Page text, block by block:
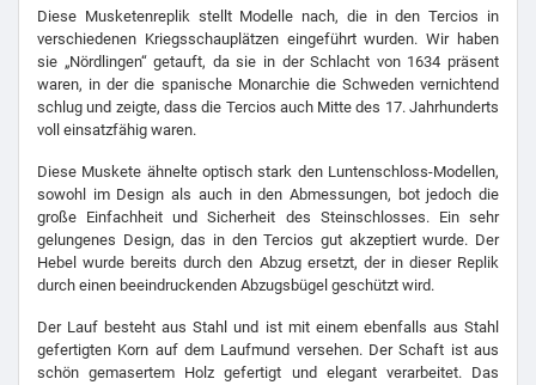
Diese Musketenreplik stellt Modelle nach, die in den Tercios in
verschiedenen Kriegsschauplätzen eingeführt wurden. Wir haben
sie „Nördlingen“ getauft, da sie in der Schlacht von 1634 präsent
waren, in der die spanische Monarchie die Schweden vernichtend
schlug und zeigte, dass die Tercios auch Mitte des 17. Jahrhunderts
voll einsatzfähig waren.
Diese Muskete ähnelte optisch stark den Luntenschloss-Modellen,
sowohl im Design als auch in den Abmessungen, bot jedoch die
große Einfachheit und Sicherheit des Steinschlosses. Ein sehr
gelungenes Design, das in den Tercios gut akzeptiert wurde. Der
Hebel wurde bereits durch den Abzug ersetzt, der in dieser Replik
durch einen beeindruckenden Abzugsbügel geschützt wird.
Der Lauf besteht aus Stahl und ist mit einem ebenfalls aus Stahl
gefertigten Korn auf dem Laufmund versehen. Der Schaft ist aus
schön gemasertem Holz gefertigt und elegant verarbeitet. Das